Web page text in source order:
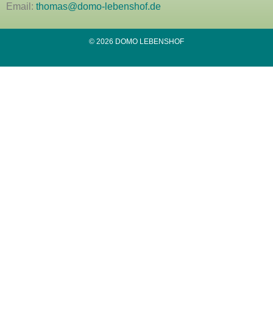
Email: thomas@domo-lebenshof.de
© 2026 DOMO LEBENSHOF